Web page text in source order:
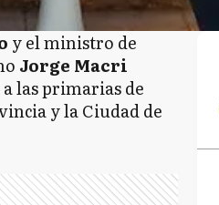
y el ministro de
Jorge Macri
las primarias de
y la Ciudad de